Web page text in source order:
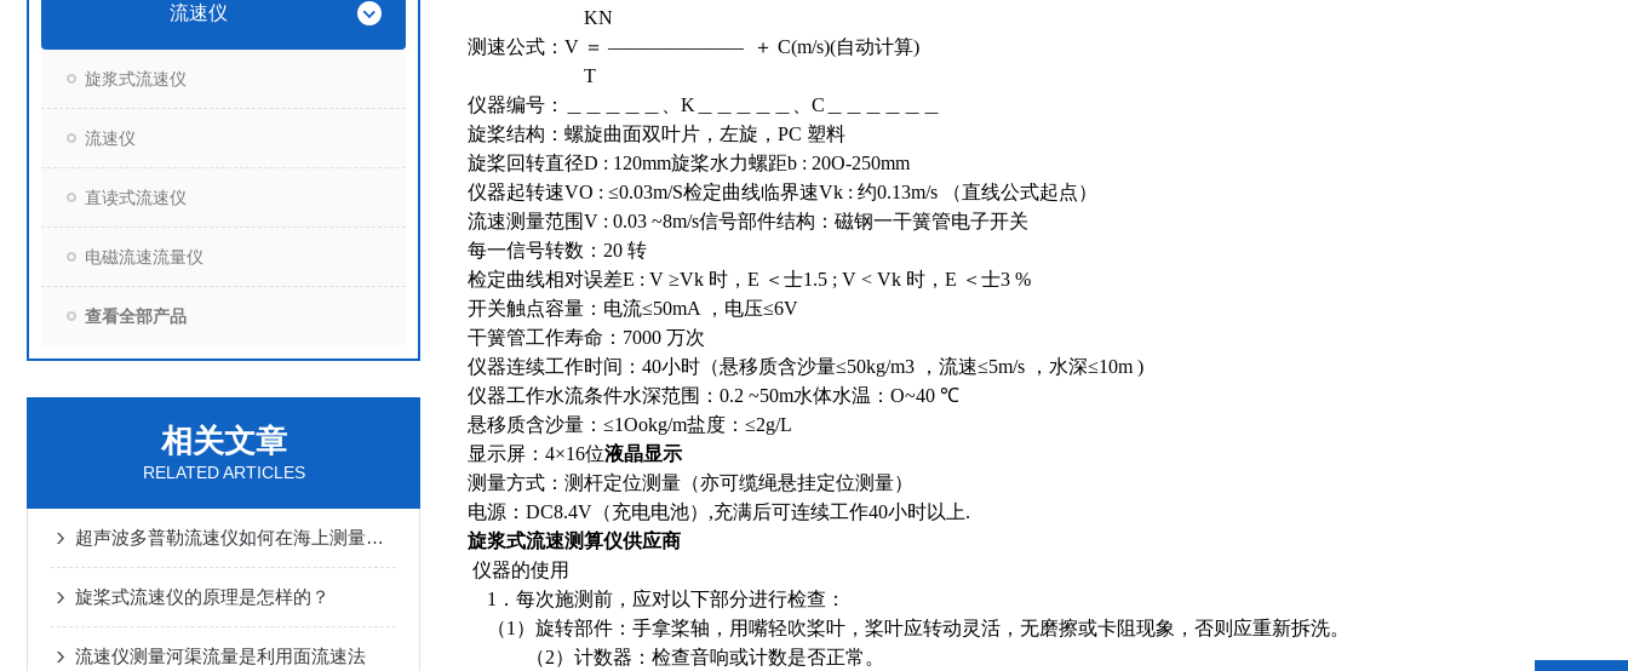
流速仪
旋浆式流速仪
流速仪
直读式流速仪
电磁流速流量仪
查看全部产品
相关文章
RELATED ARTICLES
超声波多普勒流速仪如何在海上测量流速
旋桨式流速仪的原理是怎样的？
流速仪测量河渠流量是利用面流速法
KN
测速公式：V ＝ ——————— ＋ C(m/s)(自动计算)
T
仪器编号：＿＿＿＿＿、K＿＿＿＿＿、C＿＿＿＿＿＿
旋桨结构：螺旋曲面双叶片，左旋，PC 塑料
旋桨回转直径D : 120mm旋桨水力螺距b : 20O-250mm
仪器起转速VO : ≤0.03m/S检定曲线临界速Vk : 约0.13m/s （直线公式起点）
流速测量范围V : 0.03 ~8m/s信号部件结构：磁钢一干簧管电子开关
每一信号转数：20 转
检定曲线相对误差E : V ≥Vk 时，E ＜士1.5 ; V < Vk 时，E ＜士3 %
开关触点容量：电流≤50mA ，电压≤6V
干簧管工作寿命：7000 万次
仪器连续工作时间：40小时（悬移质含沙量≤50kg/m3 ，流速≤5m/s ，水深≤10m )
仪器工作水流条件水深范围：0.2 ~50m水体水温：O~40 ℃
悬移质含沙量：≤1Ookg/m盐度：≤2g/L
显示屏：4×16位液晶显示
测量方式：测杆定位测量（亦可缆绳悬挂定位测量）
电源：DC8.4V（充电电池）,充满后可连续工作40小时以上.
旋浆式流速测算仪供应商
仪器的使用
1．每次施测前，应对以下部分进行检查：
（1）旋转部件：手拿桨轴，用嘴轻吹桨叶，桨叶应转动灵活，无磨擦或卡阻现象，否则应重新拆洗。
（2）计数器：检查音响或计数是否正常。